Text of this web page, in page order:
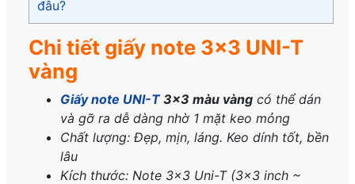
đâu?
Chi tiết giấy note 3×3 UNI-T
vàng
Giấy note UNI-T3×3 màu vàng có thể dán
và gỡ ra dễ dàng nhờ 1 mặt keo mỏng
Chất lượng: Đẹp, mịn, láng. Keo dính tốt, bền
lâu
Kích thước: Note 3×3 Uni-T (3×3 inch ~